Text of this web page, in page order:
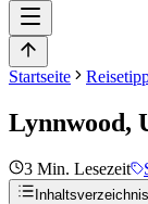
Startseite
Lynnwood,
3 Min. Lesezeit
Inhaltsverzeichnis